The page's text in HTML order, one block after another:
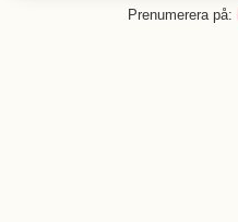
Prenumerera på: